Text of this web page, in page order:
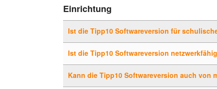
Einrichtung
Ist die Tipp10 Softwareversion für
Ist die Tipp10 Softwareversion
Kann die Tipp10 Softwareversion auch von